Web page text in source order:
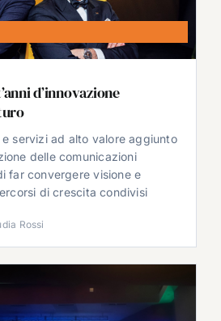
d’innovazione
servizi ad alto valore aggiunto
delle comunicazioni
far convergere visione e
di crescita condivisi
Rossi